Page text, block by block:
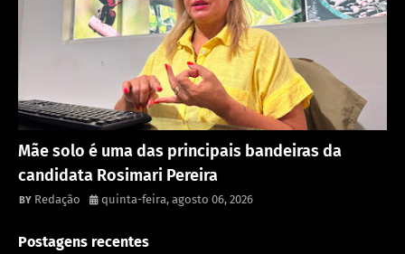
Mãe solo é uma das principais bandeiras da
candidata Rosimari Pereira
Redação quinta-feira, agosto 06, 2026
Postagens recentes